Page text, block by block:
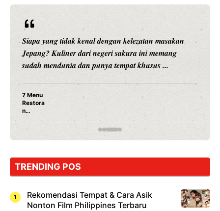
Siapa yang tidak kenal dengan kelezatan masakan
Jepang? Kuliner dari negeri sakura ini memang
sudah mendunia dan punya tempat khusus ...
7 Menu
Restora
n
Jepang
yang
Dicoba,
Cuma
Sushi!
TRENDING POS
Rekomendasi Tempat & Cara Asik
Nonton Film Philippines Terbaru